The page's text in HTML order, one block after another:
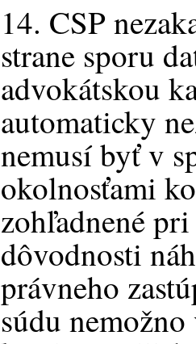
14. CSP
strane sporu
advokátskou
automaticky
nemusí byť v
okolnosťami
zohľadnené
dôvodnosti
právneho
súdu